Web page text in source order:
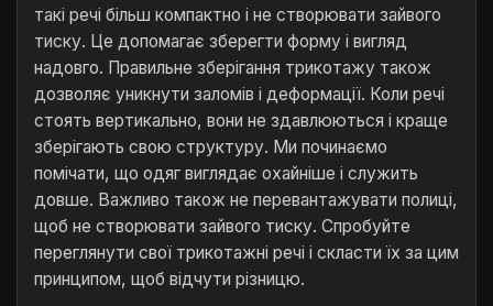
такі речі більш компактно і не створювати зайвого
тиску. Це допомагає зберегти форму і вигляд
надовго. Правильне зберігання трикотажу також
дозволяє уникнути заломів і деформації. Коли речі
стоять вертикально, вони не здавлюються і краще
зберігають свою структуру. Ми починаємо
помічати, що одяг виглядає охайніше і служить
довше. Важливо також не перевантажувати полиці,
щоб не створювати зайвого тиску. Спробуйте
переглянути свої трикотажні речі і скласти їх за цим
принципом, щоб відчути різницю.